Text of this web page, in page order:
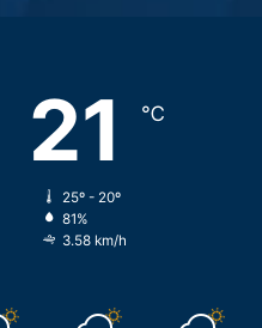
21 ℃
25º - 20º
81%
3.58 km/h